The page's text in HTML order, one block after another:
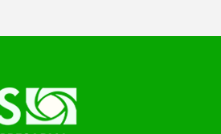
por meio do NIAVI – Núcleo
do Alto Vale do
21 de julho, o evento